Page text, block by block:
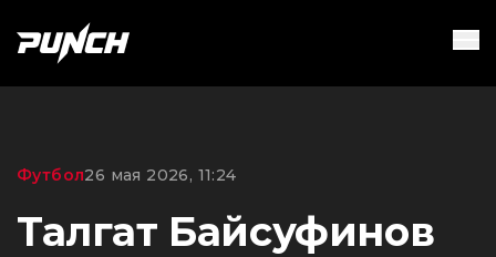
Футбол26 мая 2026, 11:24
Талгат Байсуфинов